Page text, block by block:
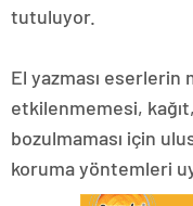
tutuluyor.
El yazması
etkilenmemesi,
bozulmaması için
koruma yöntemleri